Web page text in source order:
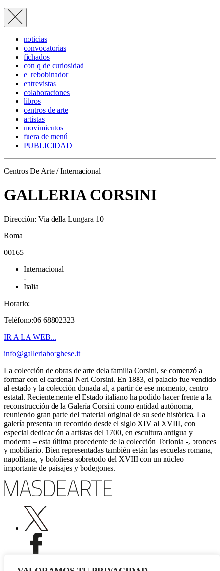
noticias
convocatorias
fichados
con q de curiosidad
el rebobinador
entrevistas
colaboraciones
libros
centros de arte
artistas
movimientos
fuera de menú
PUBLICIDAD
Centros De Arte / Internacional
GALLERIA CORSINI
Dirección: Via della Lungara 10
Roma
00165
Internacional
-
Italia
Horario:
Teléfono:06 68802323
IR A LA WEB...
info@galleriaborghese.it
La colección de obras de arte dela familia Corsini, se comenzó a
formar con el cardenal Neri Corsini. En 1883, el palacio fue vendido
al estado y la colección donada al, a partir de ese momento, centro
estatal. Recientemente el Estado italiano ha podido hacer frente a la
reconstrucción de la Galería Corsini como entidad autónoma,
reuniendo gran parte del material original de su sede histórica. La
galería presenta un recorrido desde el siglo XIV al XVIII, con
especial dedicación a artistas del 1700, en escultura antigua y
moderna – esta última procedente de la colección Torlonia -, bronces
y mobiliario. Bien representadas también están las escuelas romana,
napolitana, y boloñesa sobretodo del XVIII con un núcleo
importante de paisajes y bodegones.